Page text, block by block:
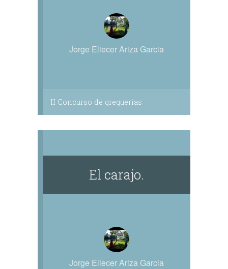
Jorge Eliecer Ariza Garcia
II Concurso de greguerías
El carajo.
Jorge Eliecer Ariza Garcia